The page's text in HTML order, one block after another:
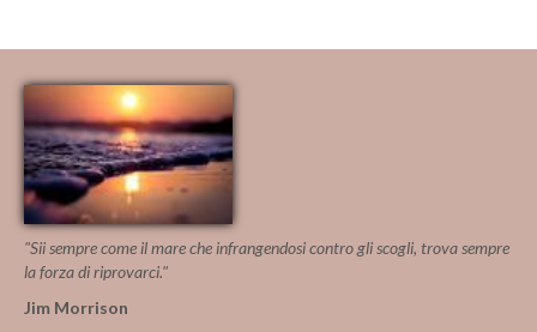
"Sii sempre come il mare che infrangendosi contro gli scogli, trova sempre
la forza di riprovarci."
Jim Morrison